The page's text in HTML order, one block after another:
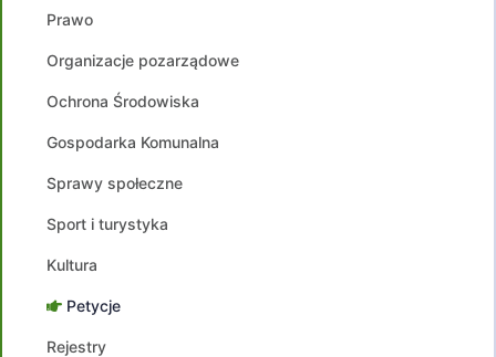
Prawo
Organizacje pozarządowe
Ochrona Środowiska
Gospodarka Komunalna
Sprawy społeczne
Sport i turystyka
Kultura
Petycje
Rejestry